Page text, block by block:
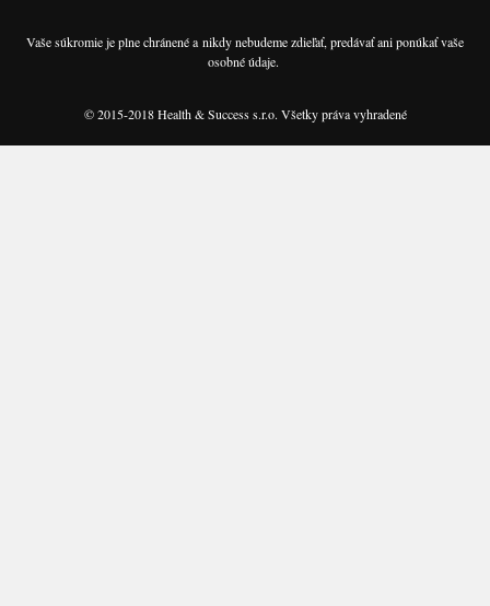
Vaše súkromie je plne chránené a nikdy nebudeme zdieľať, predávať ani ponúkať vaše
osobné údaje.
© 2015-2018 Health & Success s.r.o. Všetky práva vyhradené